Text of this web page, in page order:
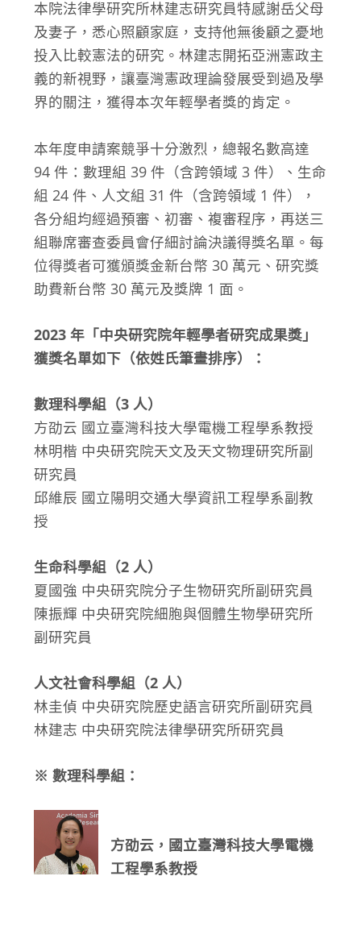
本院法律學研究所林建志研究員特感謝岳父母
及妻子，悉心照顧家庭，支持他無後顧之憂地
投入比較憲法的研究。林建志開拓亞洲憲政主
義的新視野，讓臺灣憲政理論發展受到過及學
界的關注，獲得本次年輕學者獎的肯定。
本年度申請案競爭十分激烈，總報名數高達
94 件：數理組 39 件（含跨領域 3 件）、生命
組 24 件、人文組 31 件（含跨領域 1 件），
各分組均經過預審、初審、複審程序，再送三
組聯席審查委員會仔細討論決議得獎名單。每
位得獎者可獲頒獎金新台幣 30 萬元、研究獎
助費新台幣 30 萬元及獎牌 1 面。
2023 年「中央研究院年輕學者研究成果獎」
獲獎名單如下（依姓氏筆畫排序）：
數理科學組（3 人）
方劭云 國立臺灣科技大學電機工程學系教授
林明楷 中央研究院天文及天文物理研究所副
研究員
邱維辰 國立陽明交通大學資訊工程學系副教
授
生命科學組（2 人）
夏國強 中央研究院分子生物研究所副研究員
陳振輝 中央研究院細胞與個體生物學研究所
副研究員
人文社會科學組（2 人）
林圭偵 中央研究院歷史語言研究所副研究員
林建志 中央研究院法律學研究所研究員
※ 數理科學組：
方劭云，國立臺灣科技大學電機
工程學系教授